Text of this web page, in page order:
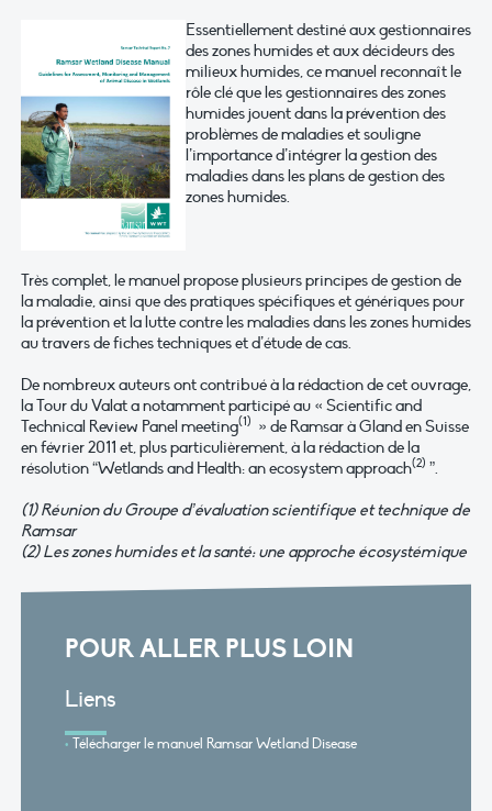
Essentiellement destiné aux gestionnaires
des zones humides et aux décideurs des
milieux humides, ce manuel reconnaît le
rôle clé que les gestionnaires des zones
humides jouent dans la prévention des
problèmes de maladies et souligne
l’importance d’intégrer la gestion des
maladies dans les plans de gestion des
zones humides.
Très complet, le manuel propose plusieurs principes de gestion de
la maladie, ainsi que des pratiques spécifiques et génériques pour
la prévention et la lutte contre les maladies dans les zones humides
au travers de fiches techniques et d’étude de cas.
De nombreux auteurs ont contribué à la rédaction de cet ouvrage,
la Tour du Valat a notamment participé au « Scientific and
Technical Review Panel meeting(1)
» de Ramsar à Gland en Suisse
en février 2011 et, plus particulièrement, à la rédaction de la
résolution “Wetlands and Health: an ecosystem approach(2) ”.
(1) Réunion du Groupe d’évaluation scientifique et technique de
Ramsar
(2) Les zones humides et la santé: une approche écosystémique
POUR ALLER PLUS LOIN
Liens
Télécharger le manuel Ramsar Wetland Disease